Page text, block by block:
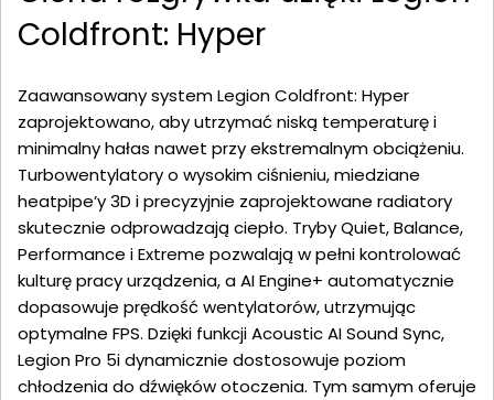
Coldfront: Hyper
Zaawansowany system Legion Coldfront: Hyper
zaprojektowano, aby utrzymać niską temperaturę i
minimalny hałas nawet przy ekstremalnym obciążeniu.
Turbowentylatory o wysokim ciśnieniu, miedziane
heatpipe’y 3D i precyzyjnie zaprojektowane radiatory
skutecznie odprowadzają ciepło. Tryby Quiet, Balance,
Performance i Extreme pozwalają w pełni kontrolować
kulturę pracy urządzenia, a AI Engine+ automatycznie
dopasowuje prędkość wentylatorów, utrzymując
optymalne FPS. Dzięki funkcji Acoustic AI Sound Sync,
Legion Pro 5i dynamicznie dostosowuje poziom
chłodzenia do dźwięków otoczenia. Tym samym oferuje